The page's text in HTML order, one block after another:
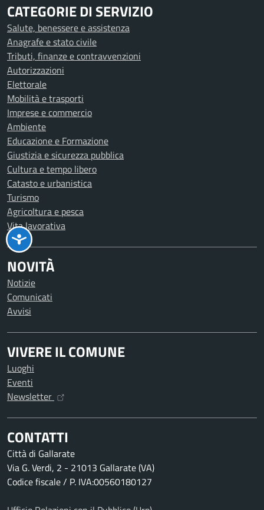
CATEGORIE DI SERVIZIO
Salute, benessere e assistenza
Anagrafe e stato civile
Tributi, finanze e contravvenzioni
Autorizzazioni
Elettorale
Mobilità e trasporti
Imprese e commercio
Ambiente
Educazione e Formazione
Giustizia e sicurezza pubblica
Cultura e tempo libero
Catasto e urbanistica
Turismo
Agricoltura e pesca
Vita lavorativa
NOVITÀ
Notizie
Comunicati
Avvisi
VIVERE IL COMUNE
Luoghi
Eventi
Newsletter
CONTATTI
Città di Gallarate
Via G. Verdi, 2 - 21013 Gallarate (VA)
Codice fiscale / P. IVA:00560180127